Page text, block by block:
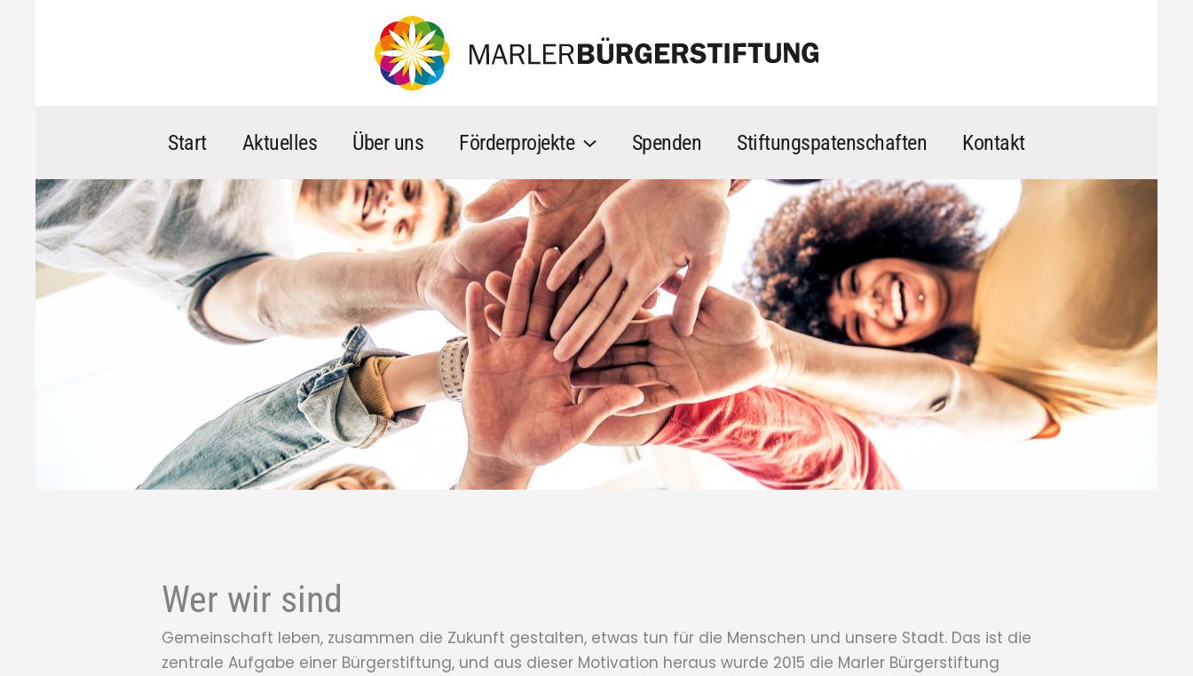
Start Aktuelles Über uns Förderprojekte Spenden Stiftungspatenschaften Kontakt
Wer wir sind
Gemeinschaft leben, zusammen die Zukunft gestalten, etwas tun für die Menschen und unsere Stadt. Das ist die
zentrale Aufgabe einer Bürgerstiftung, und aus dieser Motivation heraus wurde 2015 die Marler Bürgerstiftung